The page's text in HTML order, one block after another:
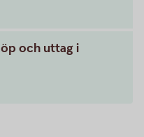
och uttag i